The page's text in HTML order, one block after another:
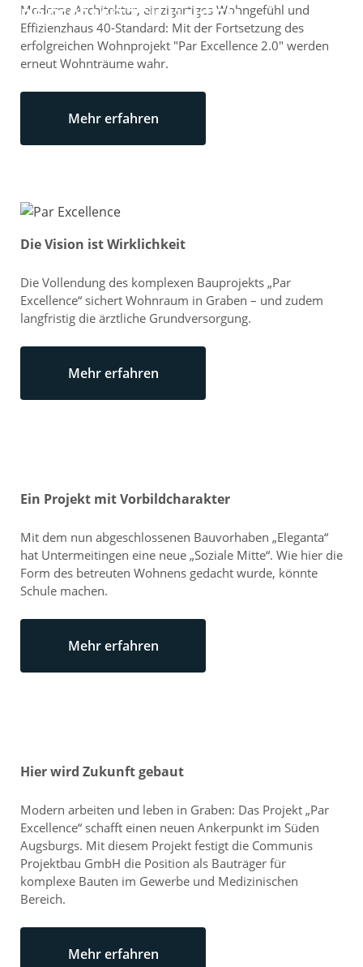
PRESSEMITTEILUNGEN
Moderne Architektur, einzigartiges Wohngefühl und
Effizienzhaus 40-Standard: Mit der Fortsetzung des
erfolgreichen Wohnprojekt "Par Excellence 2.0" werden
erneut Wohnträume wahr.
Mehr erfahren
Die Vision ist Wirklichkeit
Die Vollendung des komplexen Bauprojekts „Par
Excellence“ sichert Wohnraum in Graben – und zudem
langfristig die ärztliche Grundversorgung.
Mehr erfahren
Ein Projekt mit Vorbildcharakter
Mit dem nun abgeschlossenen Bauvorhaben „Eleganta“
hat Untermeitingen eine neue „Soziale Mitte“. Wie hier die
Form des betreuten Wohnens gedacht wurde, könnte
Schule machen.
Mehr erfahren
Hier wird Zukunft gebaut
Modern arbeiten und leben in Graben: Das Projekt „Par
Excellence“ schafft einen neuen Ankerpunkt im Süden
Augsburgs. Mit diesem Projekt festigt die Communis
Projektbau GmbH die Position als Bauträger für
komplexe Bauten im Gewerbe und Medizinischen
Bereich.
Mehr erfahren